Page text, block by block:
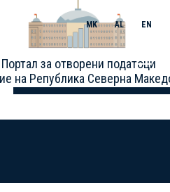
Портал за отворени податоци
на Република Северна
MK AL EN
Toggle